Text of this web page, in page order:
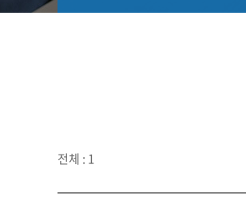
전체 : 1